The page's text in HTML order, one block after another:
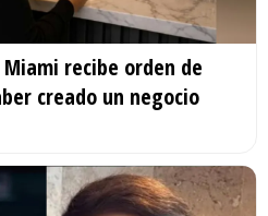
recibe orden de
creado un negocio